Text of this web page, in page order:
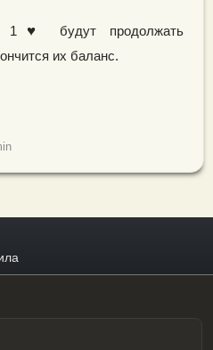
1♥
будут продолжать
их баланс.